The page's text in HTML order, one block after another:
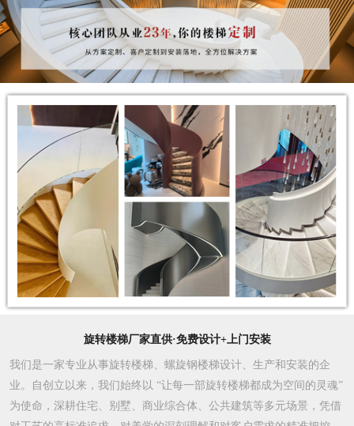
旋转楼梯厂家直供·免费设计+上门安装
我们是一家专业从事旋转楼梯、螺旋钢楼梯设计、生产和安装的企
业。自创立以来，我们始终以 “让每一部旋转楼梯都成为空间的灵魂”
为使命，深耕住宅、别墅、商业综合体、公共建筑等多元场景，凭借